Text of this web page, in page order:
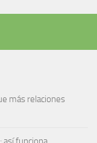
más relaciones